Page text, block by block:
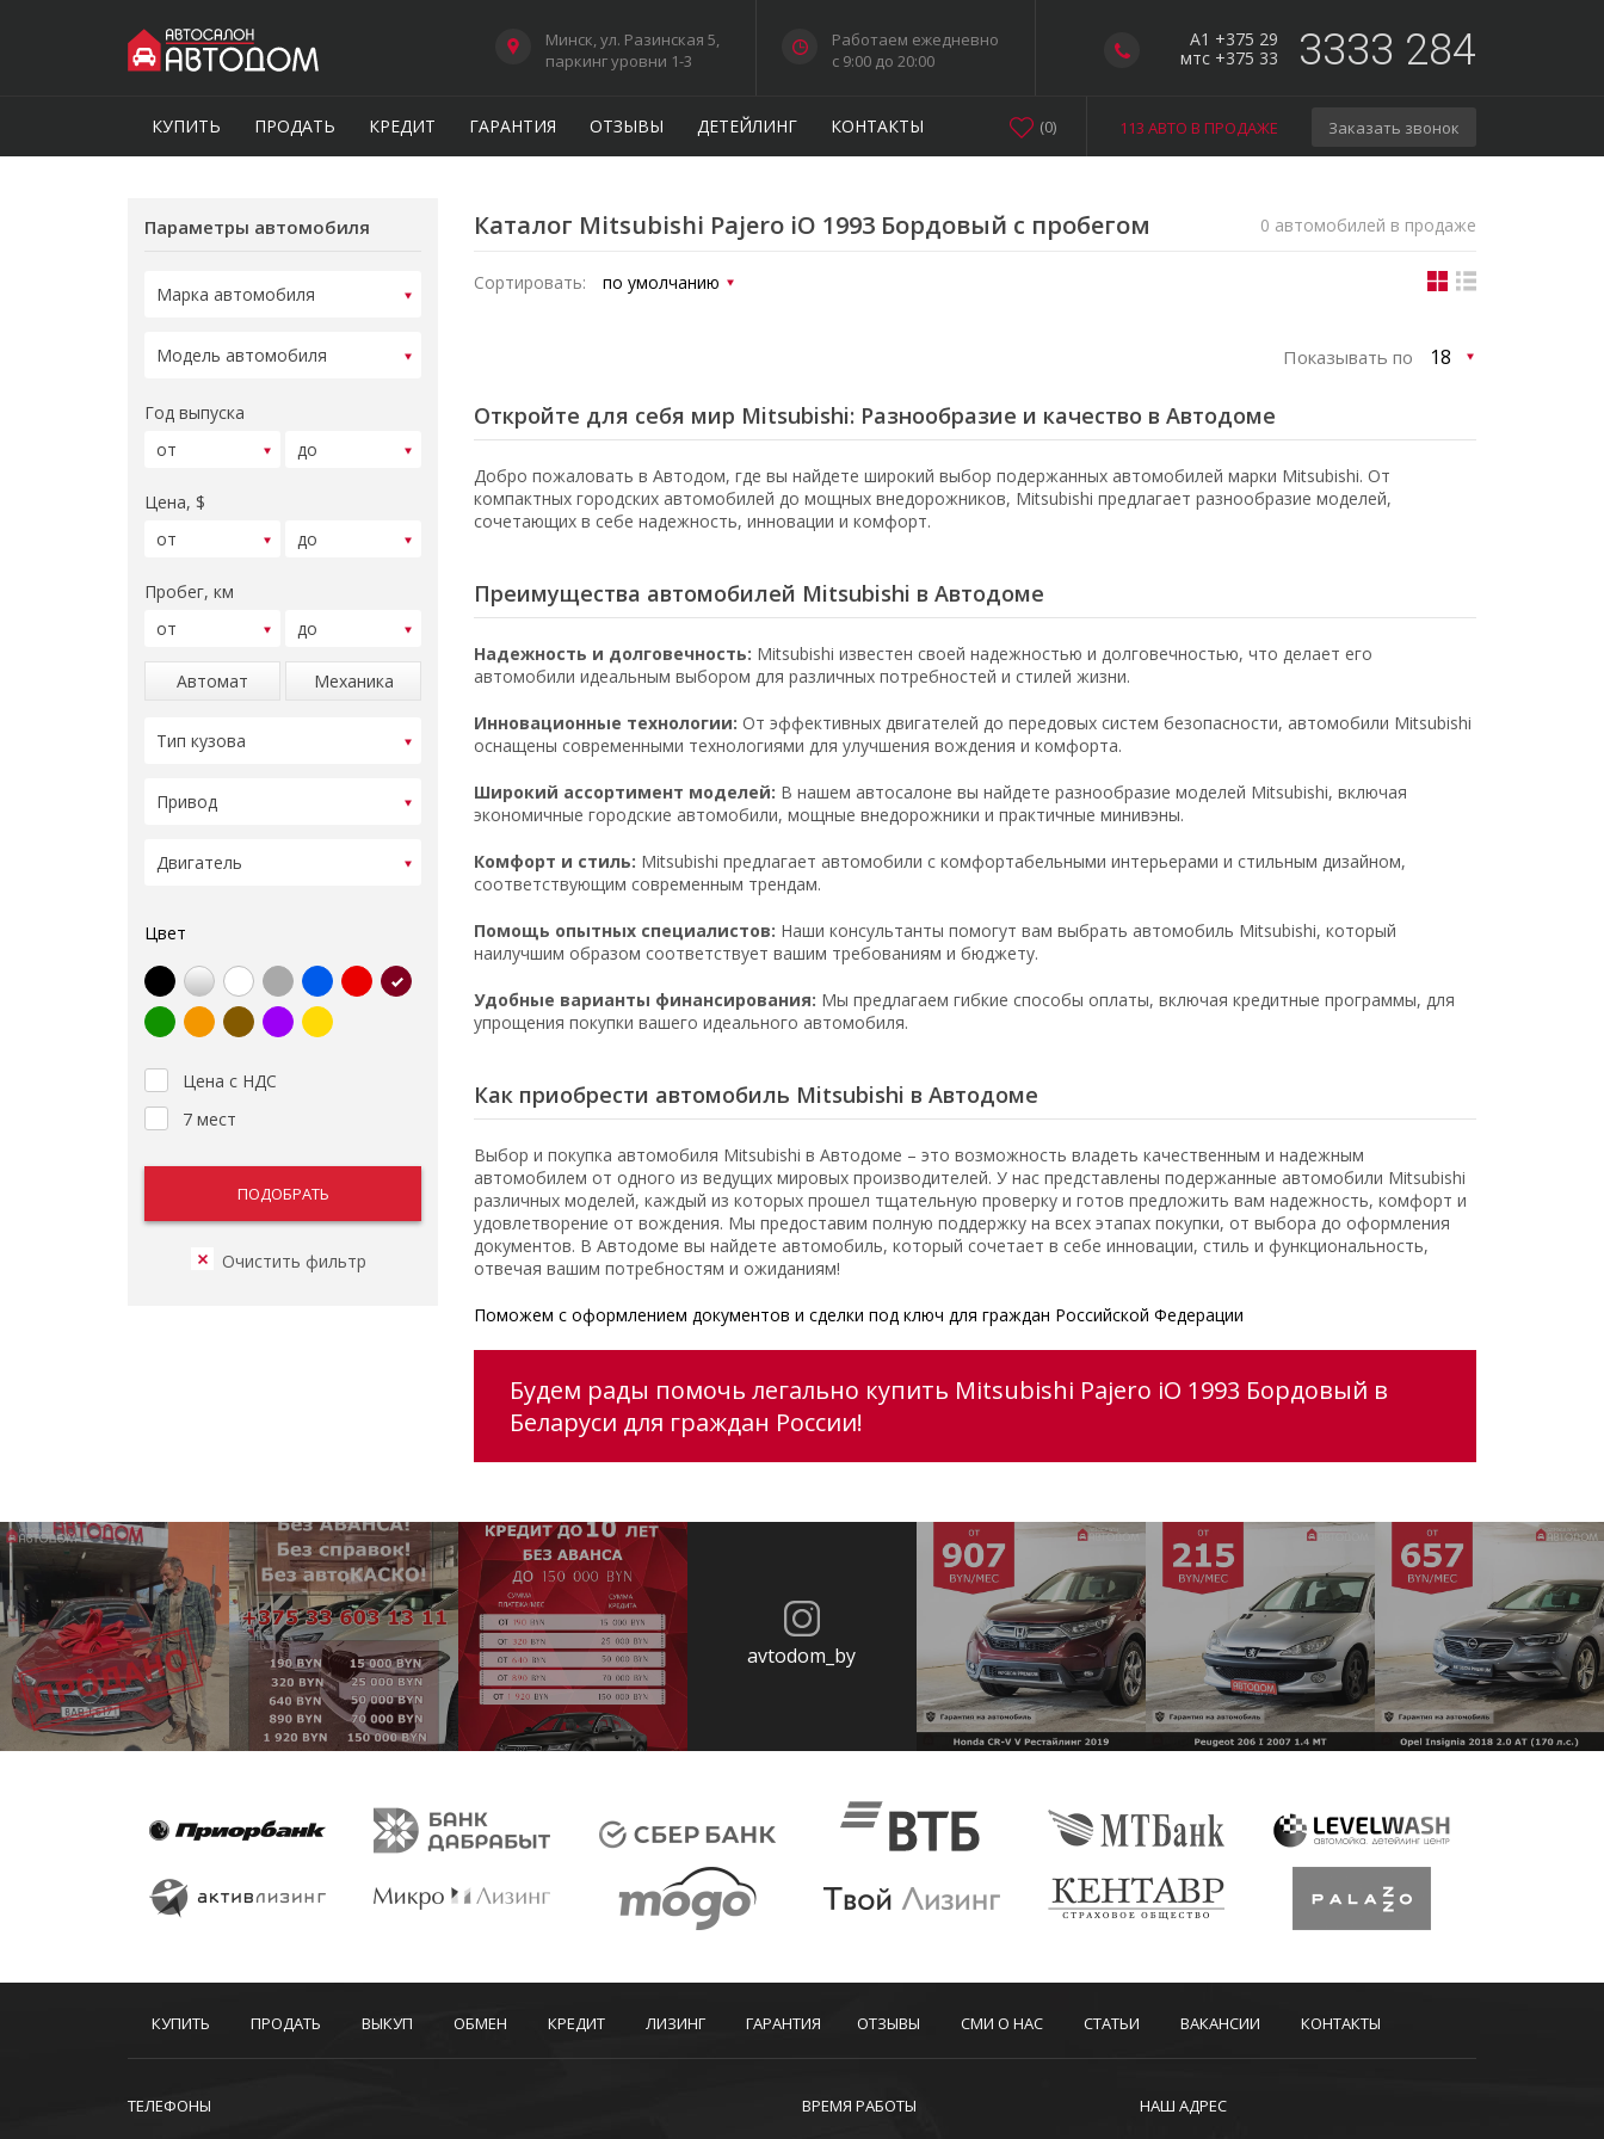
A1 +375 29
мтс +375 33
3333 284
Минск, ул. Разинская 5,
паркинг уровни 1-3
Работаем ежедневно
c 9:00 до 20:00
КУПИТЬ ПРОДАТЬ КРЕДИТ ГАРАНТИЯ ОТЗЫВЫ ДЕТЕЙЛИНГ КОНТАКТЫ 113 АВТО В ПРОДАЖЕ Заказать звонок
(0)
Параметры автомобиля
Год выпуска
Цена, $
Пробег, км
Автомат Механика
Цвет
Цена с НДС
7 мест
Каталог Mitsubishi Pajero iO 1993 Бордовый с пробегом 0 автомобилей в продаже
Сортировать:
Показывать по
Откройте для себя мир Mitsubishi: Разнообразие и качество в Автодоме
Добро пожаловать в Автодом, где вы найдете широкий выбор подержанных автомобилей марки Mitsubishi. От
компактных городских автомобилей до мощных внедорожников, Mitsubishi предлагает разнообразие моделей,
сочетающих в себе надежность, инновации и комфорт.
Преимущества автомобилей Mitsubishi в Автодоме
Надежность и долговечность: Mitsubishi известен своей надежностью и долговечностью, что делает его
автомобили идеальным выбором для различных потребностей и стилей жизни.
Инновационные технологии: От эффективных двигателей до передовых систем безопасности, автомобили Mitsubishi
оснащены современными технологиями для улучшения вождения и комфорта.
Широкий ассортимент моделей: В нашем автосалоне вы найдете разнообразие моделей Mitsubishi, включая
экономичные городские автомобили, мощные внедорожники и практичные минивэны.
Комфорт и стиль: Mitsubishi предлагает автомобили с комфортабельными интерьерами и стильным дизайном,
соответствующим современным трендам.
Помощь опытных специалистов: Наши консультанты помогут вам выбрать автомобиль Mitsubishi, который
наилучшим образом соответствует вашим требованиям и бюджету.
Удобные варианты финансирования: Мы предлагаем гибкие способы оплаты, включая кредитные программы, для
упрощения покупки вашего идеального автомобиля.
Как приобрести автомобиль Mitsubishi в Автодоме
Выбор и покупка автомобиля Mitsubishi в Автодоме – это возможность владеть качественным и надежным
автомобилем от одного из ведущих мировых производителей. У нас представлены подержанные автомобили Mitsubishi
различных моделей, каждый из которых прошел тщательную проверку и готов предложить вам надежность, комфорт и
удовлетворение от вождения. Мы предоставим полную поддержку на всех этапах покупки, от выбора до оформления
документов. В Автодоме вы найдете автомобиль, который сочетает в себе инновации, стиль и функциональность,
отвечая вашим потребностям и ожиданиям!
Поможем с оформлением документов и сделки под ключ для граждан Российской Федерации
Будем рады помочь легально купить Mitsubishi Pajero iO 1993 Бордовый в
Беларуси для граждан России!
avtodom_by
КУПИТЬ ПРОДАТЬ ВЫКУП ОБМЕН КРЕДИТ ЛИЗИНГ ГАРАНТИЯ ОТЗЫВЫ СМИ О НАС СТАТЬИ ВАКАНСИИ КОНТАКТЫ
ТЕЛЕФОНЫ ВРЕМЯ РАБОТЫ НАШ АДРЕС